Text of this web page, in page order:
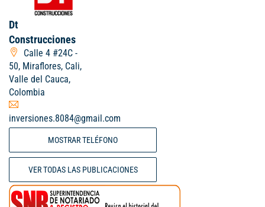
Dt
Construcciones
Calle 4 #24C -
50, Miraflores, Cali,
Valle del Cauca,
Colombia
inversiones.8084@gmail.com
MOSTRAR TELÉFONO
VER TODAS LAS PUBLICACIONES